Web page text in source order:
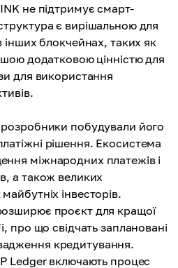
не підтримує смарт-
є вирішальною для
інших блокчейнах, таких як
додатковою цінністю для
для використання
побудували його
рішення. Екосистема
міжнародних платежів і
а також великих
інвесторів.
проєкт для кращої
про що свідчать заплановані
кредитування.
Ledger включають процес